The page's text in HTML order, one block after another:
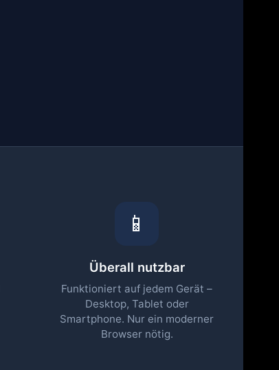
📱
Überall nutzbar
Funktioniert auf jedem Gerät –
Desktop, Tablet oder
Smartphone. Nur ein moderner
Browser nötig.